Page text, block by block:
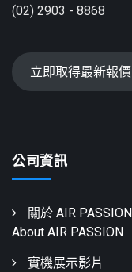
(02) 2903 - 8868
立即取得最新報價
公司資訊
關於 AIR PASSION
About AIR PASSION
實機展示影片